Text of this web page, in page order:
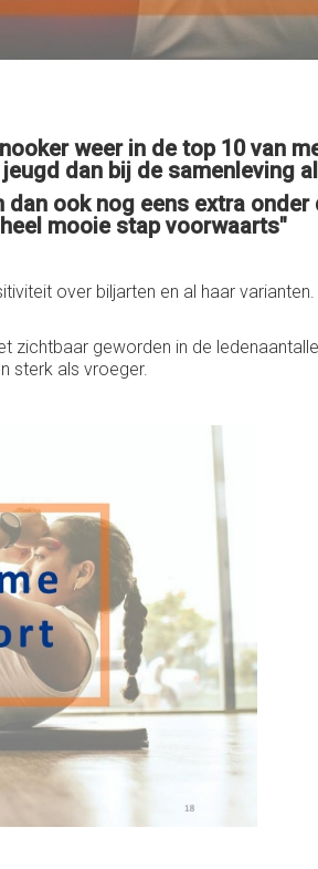
weer in de top 10 van
dan bij de samenleving
ook nog eens extra
mooie stap voorwaarts"
over biljarten en al haar
geworden in de
sterk als vroeger.